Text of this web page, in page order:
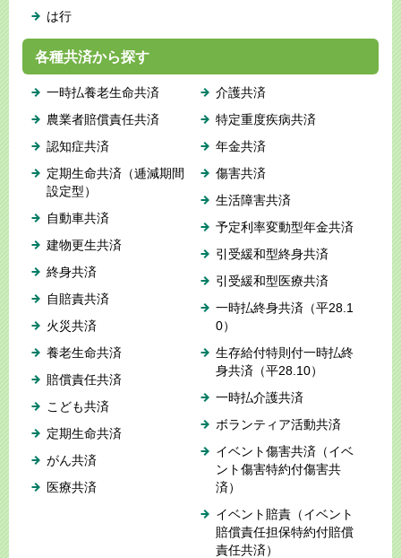
は行
各種共済から探す
一時払養老生命共済
農業者賠償責任共済
認知症共済
定期生命共済（逓減期間
設定型）
自動車共済
建物更生共済
終身共済
自賠責共済
火災共済
養老生命共済
賠償責任共済
こども共済
定期生命共済
がん共済
医療共済
介護共済
特定重度疾病共済
年金共済
傷害共済
生活障害共済
予定利率変動型年金共済
引受緩和型終身共済
引受緩和型医療共済
一時払終身共済（平28.1
0）
生存給付特則付一時払終
身共済（平28.10）
一時払介護共済
ボランティア活動共済
イベント傷害共済（イベ
ント傷害特約付傷害共
済）
イベント賠責（イベント
賠償責任担保特約付賠償
責任共済）